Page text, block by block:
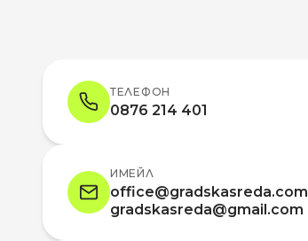
ТЕЛЕФОН
0876 214 401
ИМЕЙЛ
office@gradskasreda.com
gradskasreda@gmail.com